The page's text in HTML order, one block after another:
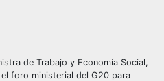
de Trabajo y Economía Social,
foro ministerial del G20 para